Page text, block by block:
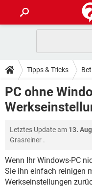
ANDROID
WINDOWS 10
WHATSAPP
TIPPS & TRICKS
SPIELE
ANDROID
WHATSAPP
DOWNLOADS
SPIELE
WINDOWS 10
WHATSAPP
FACEBOOK
FORUM
SPIELE
WINDOWS 10
WHATSAPP
LEXIKON
SPIELE
ANDROID
Tipps & Tricks
PC ohne
Letztes Update am 13.
Grasreiner .
Wenn Ihr Windows-PC
Sie ihn einfach reinigen
Werkseinstellungen